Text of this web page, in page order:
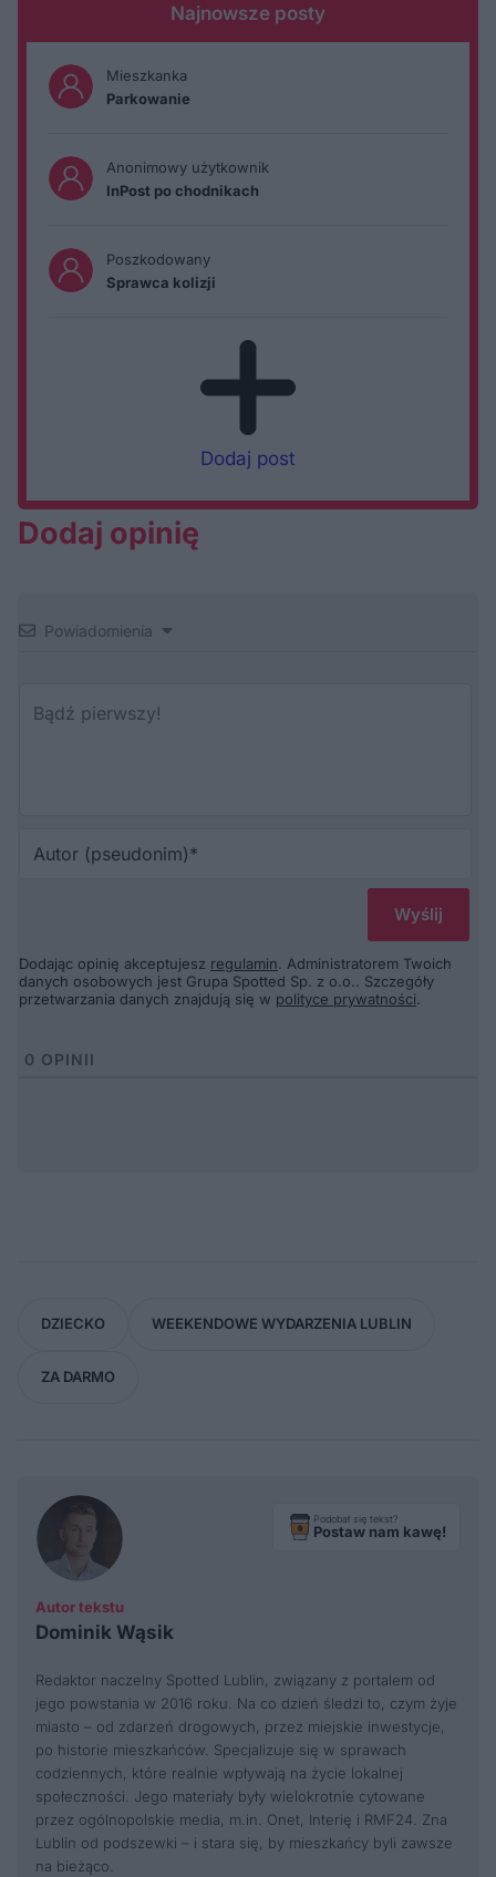
Najnowsze posty
Mieszkanka
Parkowanie
Anonimowy użytkownik
InPost po chodnikach
Poszkodowany
Sprawca kolizji
Dodaj post
Dodaj opinię
Powiadomienia
Dodając opinię akceptujesz regulamin. Administratorem Twoich
danych osobowych jest Grupa Spotted Sp. z o.o.. Szczegóły
przetwarzania danych znajdują się w polityce prywatności.
0 OPINII
DZIECKO WEEKENDOWE WYDARZENIA LUBLIN
ZA DARMO
Autor tekstu
Dominik Wąsik
Podobał się tekst?
Postaw nam kawę!
Redaktor naczelny Spotted Lublin, związany z portalem od
jego powstania w 2016 roku. Na co dzień śledzi to, czym żyje
miasto – od zdarzeń drogowych, przez miejskie inwestycje,
po historie mieszkańców. Specjalizuje się w sprawach
codziennych, które realnie wpływają na życie lokalnej
społeczności. Jego materiały były wielokrotnie cytowane
przez ogólnopolskie media, m.in. Onet, Interię i RMF24. Zna
Lublin od podszewki – i stara się, by mieszkańcy byli zawsze
na bieżąco.